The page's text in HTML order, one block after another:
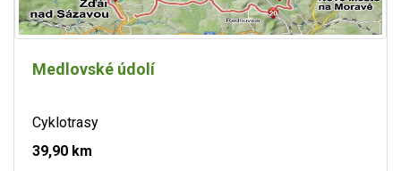
Medlovské údolí
Cyklotrasy
39,90 km